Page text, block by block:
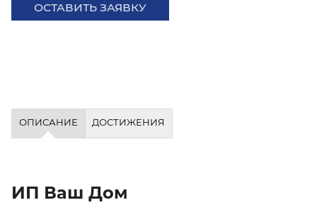
ОСТАВИТЬ ЗАЯВКУ
ОПИСАНИЕ ДОСТИЖЕНИЯ
ИП Ваш Дом